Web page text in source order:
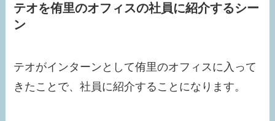
テオを侑里のオフィスの社員に紹介するシー
ン
テオがインターンとして侑里のオフィスに入って
きたことで、社員に紹介することになります。